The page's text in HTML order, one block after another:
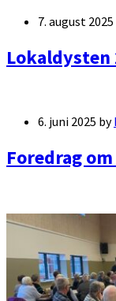
7. august 2025
Lokaldysten
6. juni 2025 by
Foredrag